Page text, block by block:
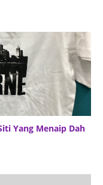
Yang Menaip Dah